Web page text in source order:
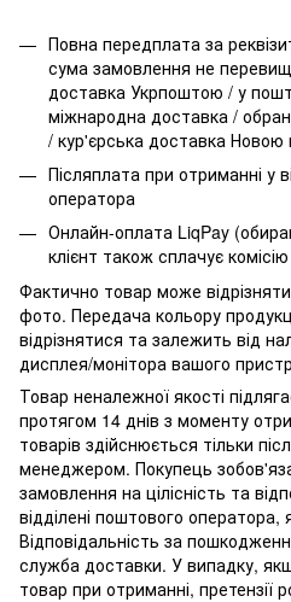
Повна передплата за
сума замовлення не
доставка Укрпоштою / у
міжнародна доставка /
/ кур'єрська доставка
Післяплата при отриманні у
оператора
Онлайн-оплата LiqPay
клієнт також сплачує
Фактично товар може
фото. Передача кольору
відрізнятися та залежить від
дисплея/монітора вашого
Товар неналежної якості
протягом 14 днів з моменту
товарів здійснюється тільки
менеджером. Покупець
замовлення на цілісність та
відділені поштового оператора,
Відповідальність за
служба доставки. У випадку,
товар при отриманні, претензії